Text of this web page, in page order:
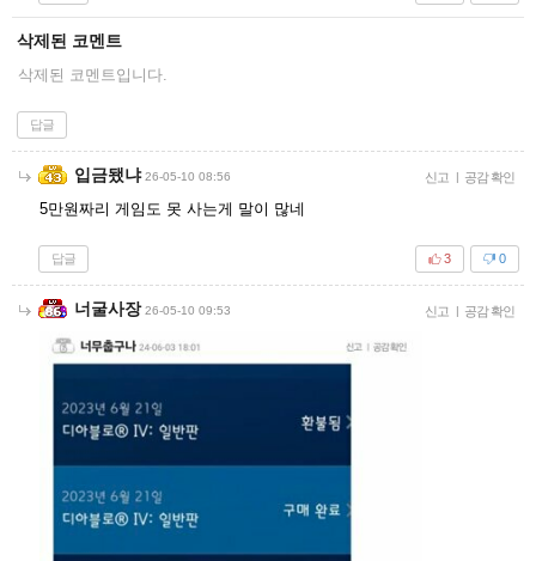
삭제된 코멘트
삭제된 코멘트입니다.
답글
입금됐냐 26-05-10 08:56 신고 | 공감 확인
5만원짜리 게임도 못 사는게 말이 많네
답글 0
3
너굴사장 26-05-10 09:53 신고 | 공감 확인